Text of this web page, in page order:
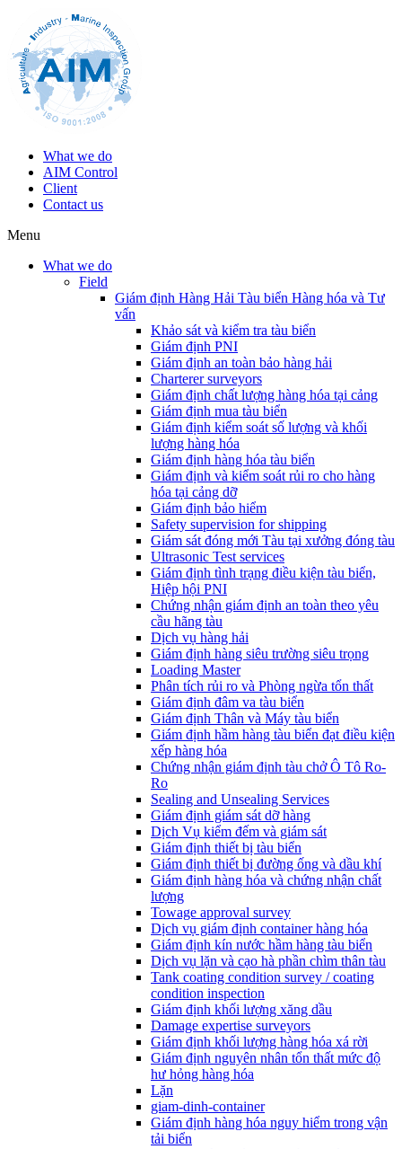
What we do
AIM Control
Client
Contact us
Menu
What we do
Field
Giám định Hàng Hải Tàu biển Hàng hóa và Tư
vấn
Khảo sát và kiểm tra tàu biển
Giám định PNI
Giám định an toàn bảo hàng hải
Charterer surveyors
Giám định chất lượng hàng hóa tại cảng
​Giám định mua tàu biển
Giám định kiểm soát số lượng và khối
lượng hàng hóa
Giám định hàng hóa tàu biển
Giám định và kiểm soát rủi ro cho hàng
hóa tại cảng dỡ
Giám định bảo hiểm
Safety supervision for shipping
Giám sát đóng mới Tàu tại xưởng đóng tàu
Ultrasonic Test services
Giám định tình trạng điều kiện tàu biển,
Hiệp hội PNI
Chứng nhận giám định an toàn theo yêu
cầu hãng tàu
Dịch vụ hàng hải
Giám định hàng siêu trường siêu trọng
Loading Master
Phân tích rủi ro và Phòng ngừa tổn thất
​Giám định đâm va tàu biển
Giám định Thân và Máy tàu biển
​Giám định hầm hàng tàu biển đạt điều kiện
xếp hàng hóa
Chứng nhận giám định tàu chở Ô Tô Ro-
Ro
Sealing and Unsealing Services
Giám định giám sát dỡ hàng
Dịch Vụ kiểm đếm và giám sát
Giám định thiết bị tàu biển
Giám định thiết bị đường ống và dầu khí
Giám định hàng hóa và chứng nhận chất
lượng
Towage approval survey
Dịch vụ giám định container hàng hóa
Giám định kín nước hầm hàng tàu biển
Dịch vụ lặn và cạo hà phần chìm thân tàu
Tank coating condition survey / coating
condition inspection
Giám định khối lượng xăng dầu
Damage expertise surveyors
Giám định khối lượng hàng hóa xá rời
Giám định nguyên nhân tổn thất mức độ
hư hỏng hàng hóa
Lặn
giam-dinh-container
Giám định hàng hóa nguy hiểm trong vận
tải biển